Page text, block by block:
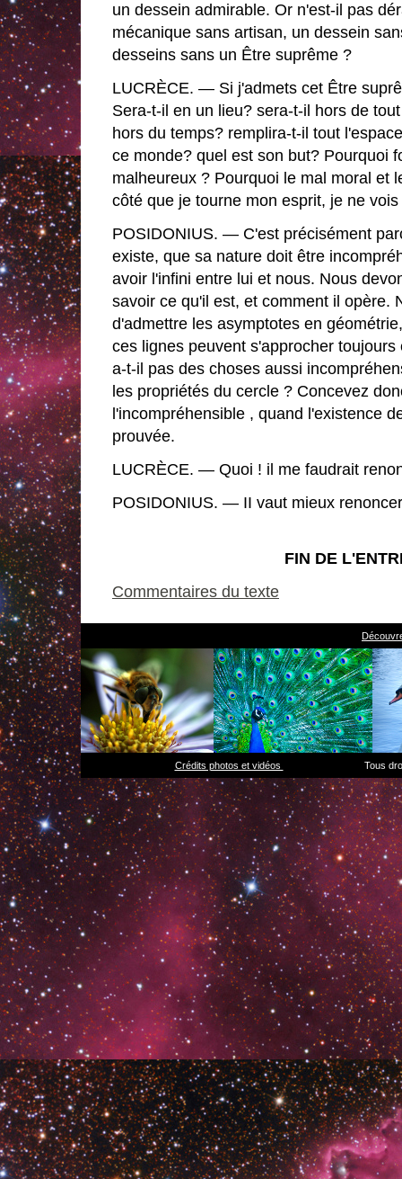
un dessein admirable. Or n'est-il pas
mécanique sans artisan, un dessein
desseins sans un Être suprême ?
LUCRÈCE. — Si j'admets cet Être
Sera-t-il en un lieu? sera-t-il hors de
hors du temps? remplira-t-il tout
ce monde? quel est son but? Pourquoi
malheureux ? Pourquoi le mal moral et
côté que je tourne mon esprit, je ne
POSIDONIUS. — C'est précisément
existe, que sa nature doit être
avoir l'infini entre lui et nous. Nous
savoir ce qu'il est, et comment il opère.
d'admettre les asymptotes en
ces lignes peuvent s'approcher
a-t-il pas des choses aussi
les propriétés du cercle ? Concevez
l'incompréhensible , quand l'existence
prouvée.
LUCRÈCE. — Quoi ! il me faudrait
POSIDONIUS. — II vaut mieux
FIN DE
Commentaires du texte
Crédits photos et vidéos Tous droits